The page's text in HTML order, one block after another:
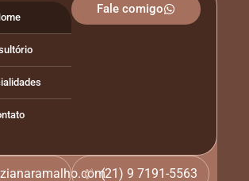
Fale comigo
(21) 9 7191-5563